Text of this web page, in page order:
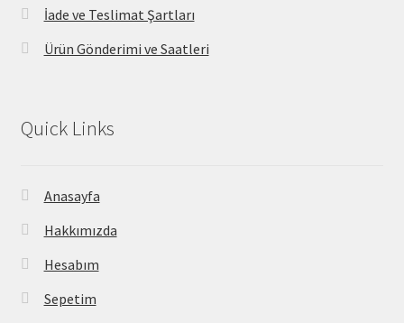
İade ve Teslimat Şartları
Ürün Gönderimi ve Saatleri
Quick Links
Anasayfa
Hakkımızda
Hesabım
Sepetim